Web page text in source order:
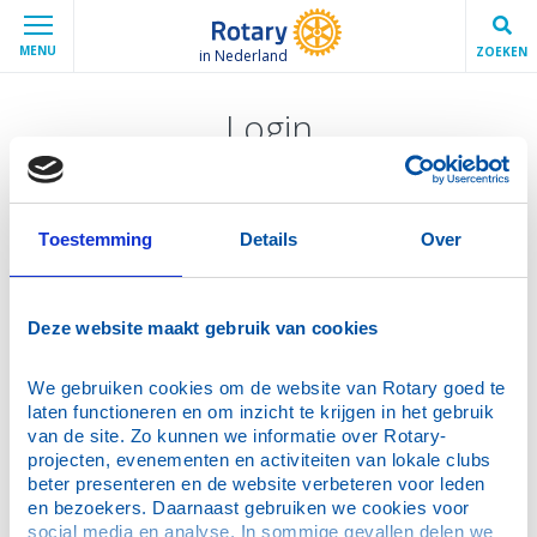
Toestemming Details Over
Deze website maakt gebruik van cookies
We gebruiken cookies om de website van Rotary goed te
laten functioneren en om inzicht te krijgen in het gebruik
van de site. Zo kunnen we informatie over Rotary-
projecten, evenementen en activiteiten van lokale clubs
beter presenteren en de website verbeteren voor leden
en bezoekers. Daarnaast gebruiken we cookies voor
social media en analyse. In sommige gevallen delen we
MENU in Nederland ZOEKEN
Login
Vraag een nieuw wachtwoord aan
E-mailadres*
Vul hier jouw e-mailadres in zoals bekend in de
ledenadministratie.
Verstuur
Hulp bij wachtwoord aanvragen